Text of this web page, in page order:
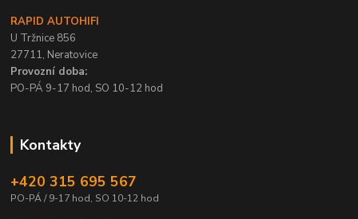
RAPID AUTOHIFI
U Tržnice 856
27711, Neratovice
Provozní doba:
PO-PÁ 9-17 hod, SO 10-12 hod
Kontakty
+420 315 695 567
PO-PÁ / 9-17 hod, SO 10-12 hod